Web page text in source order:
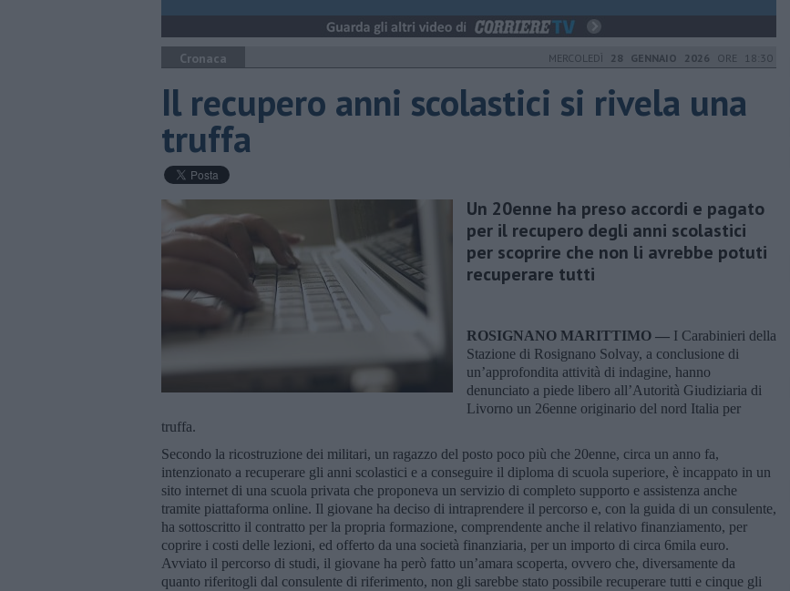
Cronaca MERCOLEDÌ 28 GENNAIO 2026 ORE 18:30
Il recupero anni scolastici si rivela una
truffa
Un 20enne ha preso accordi e pagato
per il recupero degli anni scolastici
per scoprire che non li avrebbe potuti
recuperare tutti
ROSIGNANO MARITTIMO — I Carabinieri della
Stazione di Rosignano Solvay, a conclusione di
un’approfondita attività di indagine, hanno
denunciato a piede libero all’Autorità Giudiziaria di
Livorno un 26enne originario del nord Italia per
truffa.
Secondo la ricostruzione dei militari, un ragazzo del posto poco più che 20enne, circa un anno fa,
intenzionato a recuperare gli anni scolastici e a conseguire il diploma di scuola superiore, è incappato in un
sito internet di una scuola privata che proponeva un servizio di completo supporto e assistenza anche
tramite piattaforma online. Il giovane ha deciso di intraprendere il percorso e, con la guida di un consulente,
ha sottoscritto il contratto per la propria formazione, comprendente anche il relativo finanziamento, per
coprire i costi delle lezioni, ed offerto da una società finanziaria, per un importo di circa 6mila euro.
Avviato il percorso di studi, il giovane ha però fatto un’amara scoperta, ovvero che, diversamente da
quanto riferitogli dal consulente di riferimento, non gli sarebbe stato possibile recuperare tutti e cinque gli